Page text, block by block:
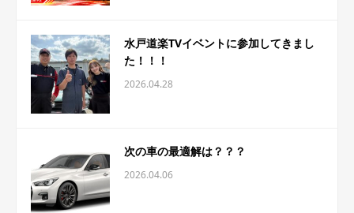
水戸道楽TVイベントに参加してきまし
た！！！
2026.04.28
次の車の最適解は？？？
2026.04.06